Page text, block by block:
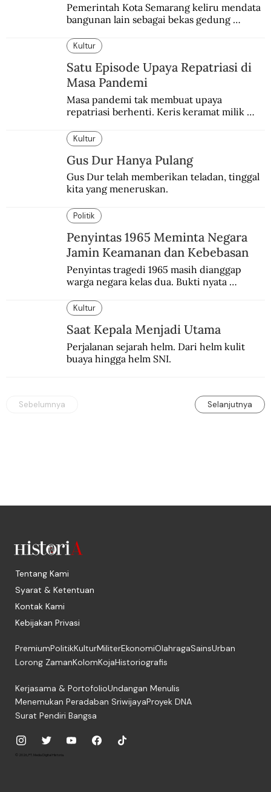
Pemerintah Kota Semarang keliru mendata
bangunan lain sebagai bekas gedung
Kultur
Satu Episode Upaya Repatriasi di
Masa Pandemi
Masa pandemi tak membuat upaya
repatriasi berhenti. Keris keramat milik
di periode yang sulit.
Kultur
Gus Dur Hanya Pulang
Gus Dur telah memberikan teladan, tinggal
kita yang meneruskan.
Politik
Penyintas 1965 Meminta Negara
Jamin Keamanan dan Kebebasan
Penyintas tragedi 1965 masih dianggap
warga negara kelas dua. Bukti nyata
Kultur
Saat Kepala Menjadi Utama
Perjalanan sejarah helm. Dari helm kulit
buaya hingga helm SNI.
Sebelumnya Selanjutnya
Tentang Kami
Syarat & Ketentuan
Kontak Kami
Kebijakan Privasi
PremiumPolitikKulturMiliterEkonomiOlahragaSainsUrban
Lorong ZamanKolomKojaHistoriografis
Kerjasama & PortofolioUndangan Menulis
Menemukan Peradaban SriwijayaProyek DNA
Surat Pendiri Bangsa
© 2026, PT. Media Digital Historia.